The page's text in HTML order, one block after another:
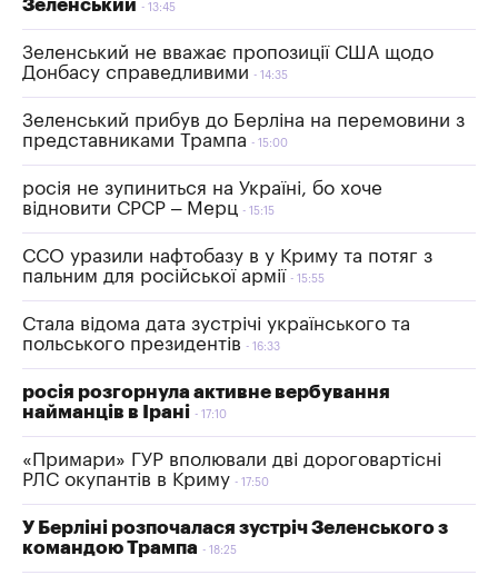
Зеленський
13:45
Зеленський не вважає пропозиції США щодо
Донбасу справедливими
14:35
Зеленський прибув до Берліна на перемовини з
представниками Трампа
15:00
росія не зупиниться на Україні, бо хоче
відновити СРСР – Мерц
15:15
ССО уразили нафтобазу в у Криму та потяг з
пальним для російської армії
15:55
Стала відома дата зустрічі українського та
польського президентів
16:33
росія розгорнула активне вербування
найманців в Ірані
17:10
«Примари» ГУР вполювали дві дороговартісні
РЛС окупантів в Криму
17:50
У Берліні розпочалася зустріч Зеленського з
командою Трампа
18:25